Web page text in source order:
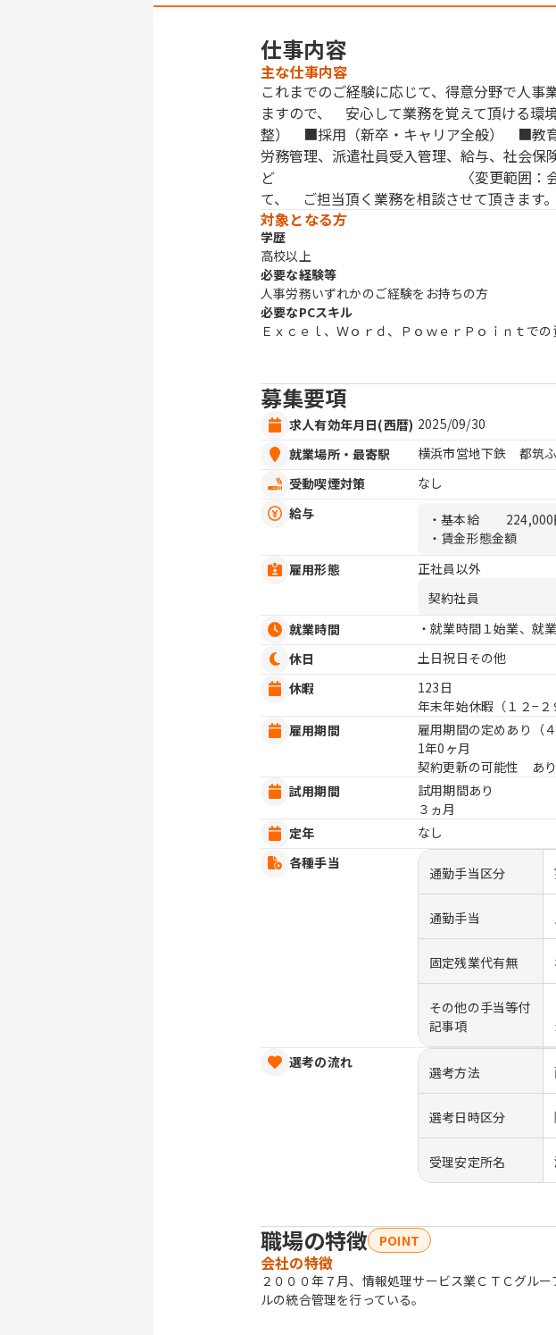
仕事内容
主な仕事内容
これまでのご経験に応じて、得意分野で人
ますので、 安心して業務を覚えて頂ける
整） ■採用（新卒・キャリア全般） ■教
労務管理、派遣社員受入管理、給与、社会
ど 〈変更範囲：会社の定め
て、 ご担当頂く業務を相談させて頂きます。
対象となる方
学歴
高校以上
必要な経験等
人事労務いずれかのご経験をお持ちの方
必要なPCスキル
Ｅｘｃｅｌ、Ｗｏｒｄ、ＰｏｗｅｒＰｏｉｎｔで
募集要項
求人有効年月日(西暦) 2025/09/30
就業場所・最寄駅
横浜市営地下鉄 都筑
受動喫煙対策
なし
給与
・基本給
・賃金形態金額
雇用形態
正社員以外
契約社員
就業時間
・就業時間１始業、就業
休日
土日祝日その他
休暇
123日
年末年始休暇（１２−
雇用期間
雇用期間の定めあり（４
1年0ヶ月
契約更新の可能性 あり
試用期間
試用期間あり
３ヵ月
定年
なし
各種手当
通勤手当区分
通勤手当
固定残業代有無
その他の手当等付
記事項
選考の流れ
選考方法
選考日時区分
受理安定所名
職場の特徴 POINT
会社の特徴
２０００年７月、情報処理サービス業ＣＴＣグル
ルの統合管理を行っている。